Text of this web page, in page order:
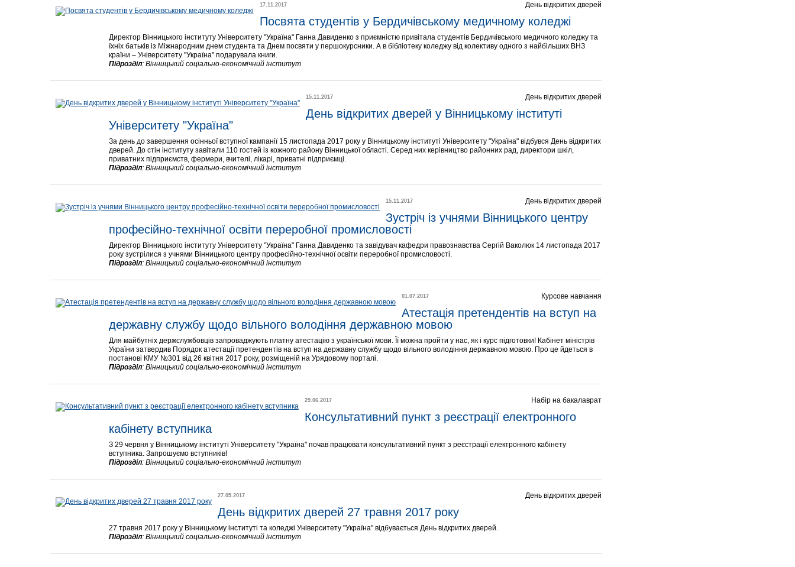
День відкритих дверей
17.11.2017
Посвята студентів у Бердичівському медичному коледжі
Директор Вінницького інституту Університету "Україна" Ганна Давиденко з приємністю привітала студентів Бердичівського медичного коледжу та
їхніх батьків із Міжнародним днем студента та Днем посвяти у першокурсники. А в бібліотеку коледжу від колективу одного з найбільших ВНЗ
країни – Університету "Україна" подарувала книги.
Підрозділ: Вінницький соціально-економічний інститут
День відкритих дверей
15.11.2017
День відкритих дверей у Вінницькому інституті
Університету "Україна"
За день до завершення осінньої вступної кампанії 15 листопада 2017 року у Вінницькому інституті Університету "Україна" відбувся День відкритих
дверей. До стін інституту завітали 110 гостей із кожного району Вінницької області. Серед них керівництво районних рад, директори шкіл,
приватних підприємств, фермери, вчителі, лікарі, приватні підприємці.
Підрозділ: Вінницький соціально-економічний інститут
День відкритих дверей
15.11.2017
Зустріч із учнями Вінницького центру
професійно-технічної освіти переробної промисловості
Директор Вінницького інституту Університету "Україна" Ганна Давиденко та завідувач кафедри правознавства Сергій Ваколюк 14 листопада 2017
року зустрілися з учнями Вінницького центру професійно-технічної освіти переробної промисловості.
Підрозділ: Вінницький соціально-економічний інститут
Курсове навчання
01.07.2017
Атестація претендентів на вступ на
державну службу щодо вільного володіння державною мовою
Для майбутніх держслужбовців запроваджують платну атестацію з української мови. Її можна пройти у нас, як і курс підготовки! Кабінет міністрів
України затвердив Порядок атестації претендентів на вступ на державну службу щодо вільного володіння державною мовою. Про це йдеться в
постанові КМУ №301 від 26 квітня 2017 року, розміщеній на Урядовому порталі.
Підрозділ: Вінницький соціально-економічний інститут
Набір на бакалаврат
29.06.2017
Консультативний пункт з реєстрації електронного
кабінету вступника
З 29 червня у Вінницькому інституті Університету "Україна" почав працювати консультативний пункт з реєстрації електронного кабінету
вступника. Запрошуємо вступників!
Підрозділ: Вінницький соціально-економічний інститут
День відкритих дверей
27.05.2017
День відкритих дверей 27 травня 2017 року
27 травня 2017 року у Вінницькому інституті та коледжі Університету "Україна" відбувається День відкритих дверей.
Підрозділ: Вінницький соціально-економічний інститут